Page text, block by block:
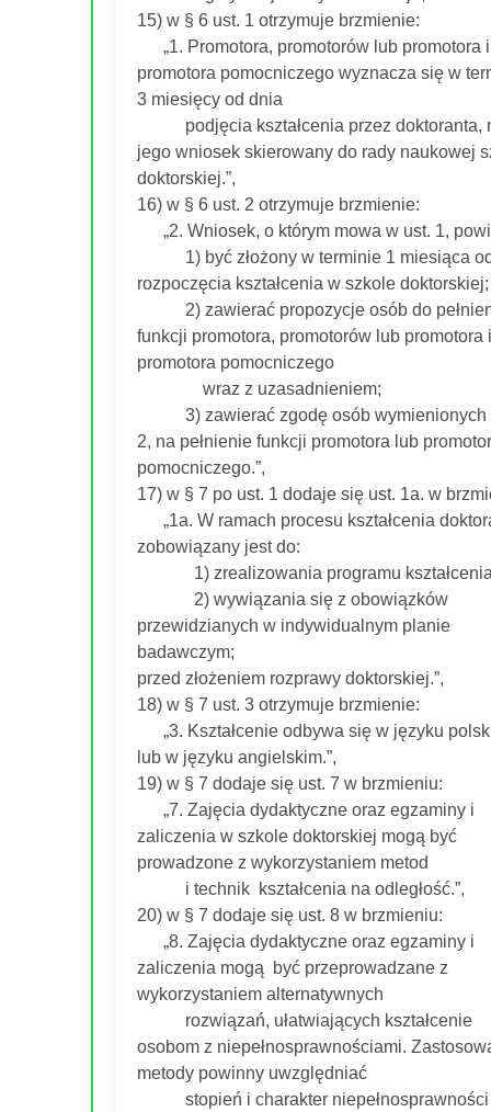
15) w § 6 ust. 1 otrzymuje brzmienie:
„1. Promotora, promotorów lub promotora i
promotora pomocniczego wyznacza się w
3 miesięcy od dnia
podjęcia kształcenia przez doktoranta,
jego wniosek skierowany do rady naukowej
doktorskiej.”,
16) w § 6 ust. 2 otrzymuje brzmienie:
„2. Wniosek, o którym mowa w ust. 1,
1) być złożony w terminie 1 miesiąca
rozpoczęcia kształcenia w szkole doktorskiej;
2) zawierać propozycje osób do
funkcji promotora, promotorów lub promotora i
promotora pomocniczego
wraz z uzasadnieniem;
3) zawierać zgodę osób wymienionych
2, na pełnienie funkcji promotora lub
pomocniczego.”,
17) w § 7 po ust. 1 dodaje się ust. 1a. w
„1a. W ramach procesu kształcenia
zobowiązany jest do:
1) zrealizowania programu
2) wywiązania się z obowiązków
przewidzianych w indywidualnym planie
badawczym;
przed złożeniem rozprawy doktorskiej.”,
18) w § 7 ust. 3 otrzymuje brzmienie:
„3. Kształcenie odbywa się w języku
lub w języku angielskim.”,
19) w § 7 dodaje się ust. 7 w brzmieniu:
„7. Zajęcia dydaktyczne oraz egzaminy i
zaliczenia w szkole doktorskiej mogą być
prowadzone z wykorzystaniem metod
i technik kształcenia na odległość.”,
20) w § 7 dodaje się ust. 8 w brzmieniu:
„8. Zajęcia dydaktyczne oraz egzaminy i
zaliczenia mogą być przeprowadzane z
wykorzystaniem alternatywnych
rozwiązań, ułatwiających kształcenie
osobom z niepełnosprawnościami.
metody powinny uwzględniać
stopień i charakter niepełnosprawności